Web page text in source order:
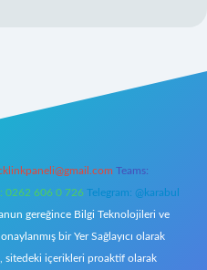
Teams:
0262 606 0 726 Telegram: @karabul
gereğince Bilgi Teknolojileri ve
bir Yer Sağlayıcı olarak
sitedeki içerikleri proaktif olarak